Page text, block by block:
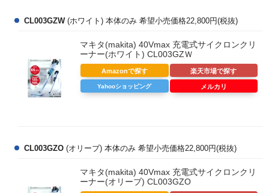
CL003GZW(ホワイト) 本体のみ 希望小売価格22,800円(税抜)
マキタ(makita) 40Vmax 充電式サイクロンクリ
ーナー(ホワイト) CL003GZＷ
Amazonで探す 楽天市場で探す
Yahooショッピング メルカリ
CL003GZO (オリーブ) 本体のみ 希望小売価格22,800円(税抜)
マキタ(makita) 40Vmax 充電式サイクロンクリ
ーナー(オリーブ) CL003GZO